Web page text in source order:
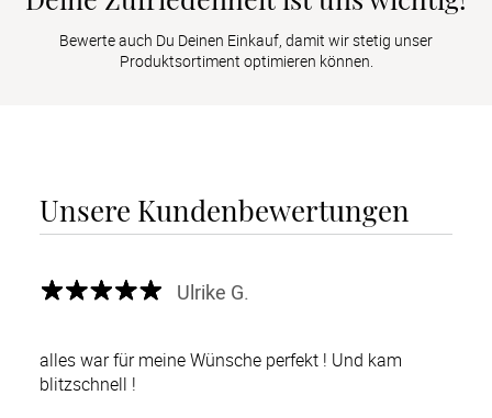
Bewerte auch Du Deinen Einkauf, damit wir stetig unser
Produktsortiment optimieren können.
Unsere Kundenbewertungen
Ulrike G.
alles war für meine Wünsche perfekt ! Und kam
blitzschnell !